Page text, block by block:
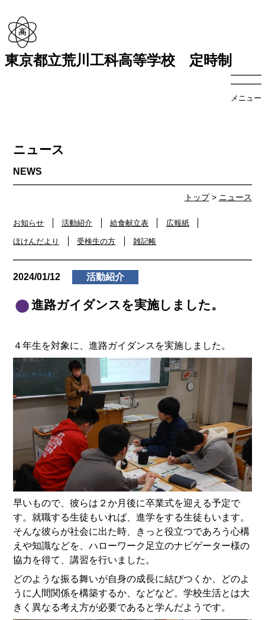
東京都立荒川工科高等学校 定時制
メニュー
トップ> ニュース
ニュース
お知らせ 活動紹介 給食献立表 広報紙
ほけんだより 受検生の方 雑記帳
2024/01/12 活動紹介
進路ガイダンスを実施しました。
４年生を対象に、進路ガイダンスを実施しました。
早いもので、彼らは２か月後に卒業式を迎える予定で
す。就職する生徒もいれば、進学をする生徒もいます。
そんな彼らが社会に出た時、きっと役立つであろう心構
えや知識などを、ハローワーク足立のナビゲーター様の
協力を得て、講習を行いました。
どのような振る舞いが自身の成長に結びつくか、どのよ
うに人間関係を構築するか、などなど。学校生活とは大
きく異なる考え方が必要であると学んだようです。